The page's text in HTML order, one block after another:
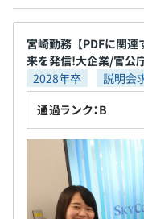
宮崎勤務【PDFに関
来を発信!大企業/官公
2028年卒
説明会
通過ランク：B